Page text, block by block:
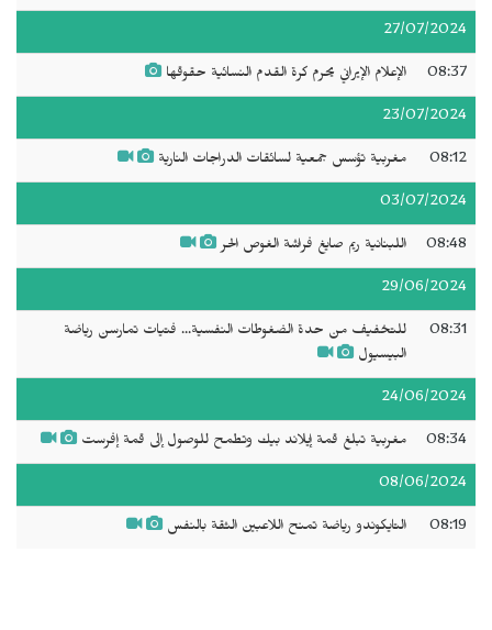
27/07/2024
08:37 الإعلام الإيراني يحرم كرة القدم النسائية حقوقها
23/07/2024
08:12 مغربية تؤسس جمعية لسائقات الدراجات النارية
03/07/2024
08:48 اللبنانية ريم صايغ فراشة الغوص الحر
29/06/2024
08:31
للتخفيف من حدة الضغوطات النفسية... فتيات تمارسن رياضة
البيسيول
24/06/2024
08:34 مغربية تبلغ قمة إيلاند بيك وتطمح للوصول إلى قمة إفرست
08/06/2024
08:19 التايكوندو رياضة تمنح اللاعبين الثقة بالنفس